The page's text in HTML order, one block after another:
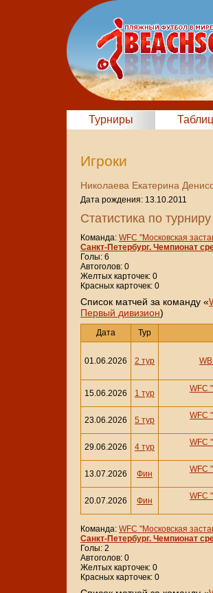
Турниры
Игроки
Николаева Екатерина
Дата рождения: 13.10.2011
Статистика по
Команда: WFC "Московская
Санкт-Петербург. Чемпионат
Голы: 6
Автоголов: 0
Желтых карточек: 0
Красных карточек: 0
Cписок матчей за команду «
Первый дивизион)
Дата Тур
01.06.2026 2 тур
15.06.2026 1 тур
WFC
23.06.2026 5 тур
WFC
29.06.2026 4 тур
WFC
13.07.2026 Фин
WFC
20.07.2026 Фин
WFC
Команда: WFC "Московская
Санкт-Петербург. Чемпионат
Голы: 2
Автоголов: 0
Желтых карточек: 0
Красных карточек: 0